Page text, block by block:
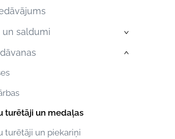
un saldumi
›
turētāji un medaļas
turētāji un piekariņi
›